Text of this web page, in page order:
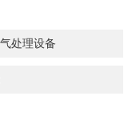
处理设备